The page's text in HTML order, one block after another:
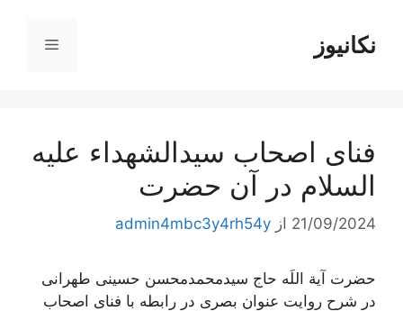
محتوانکانیوز فهرست
فنای اصحاب سیدالشهداء علیه
السلام در آن حضرت
21/09/2024 از admin4mbc3y4rh54y
حضرت آیة اللَه حاج سیدمحمدمحسن حسینی طهرانی
در شرح روایت عنوان بصری در رابطه با فنای اصحاب